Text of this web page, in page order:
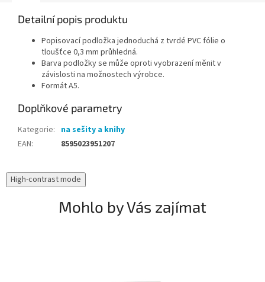
Detailní popis produktu
Popisovací podložka jednoduchá z tvrdé PVC fólie o
tloušťce 0,3 mm průhledná.
Barva podložky se může oproti vyobrazení měnit v
závislosti na možnostech výrobce.
Formát A5.
Doplňkové parametry
Kategorie: na sešity a knihy
EAN: 8595023951207
High-contrast mode
Mohlo by Vás zajímat